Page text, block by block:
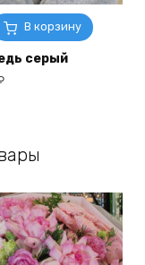
В корзину
серый